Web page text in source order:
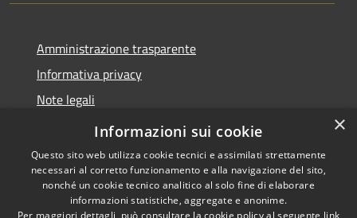
Amministrazione trasparente
Informativa privacy
Note legali
Dichiarazione di accessibilità
Copyright © 2026 • Comune di
×
Informazioni sui cookie
Questo sito web utilizza cookie tecnici e assimilati strettamente
necessari al corretto funzionamento e alla navigazione del sito,
nonché un cookie tecnico analitico al solo fine di elaborare
informazioni statistiche, aggregate e anonime.
Per maggiori dettagli, può consultare la cookie policy al seguente link